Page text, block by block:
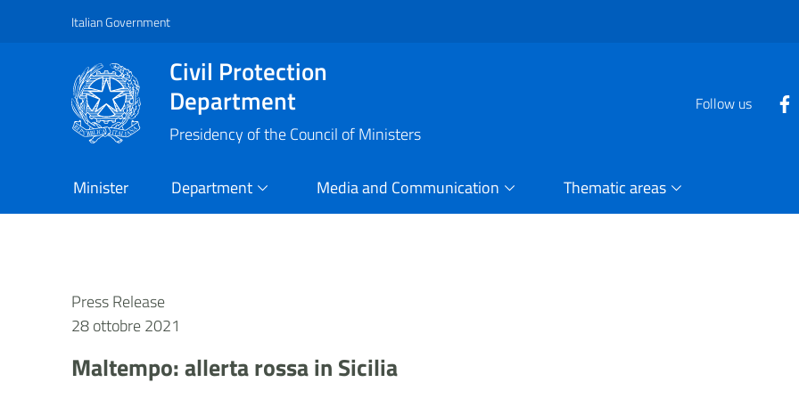
Vai al contenuto principale
Raggiungi il piè di pagina
Italian Government
Civil Protection
Department
Presidency of the Council of Ministers
Follow us
Minister Department Media and Communication Thematic areas
Press Release
28 ottobre 2021
Maltempo: allerta rossa in Sicilia